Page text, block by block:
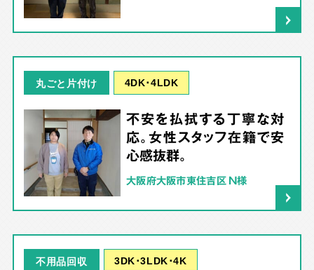
丸ごと片付け 4DK･4LDK
不安を払拭する丁寧な対
応。女性スタッフ在籍で安
心感抜群。
大阪府大阪市東住吉区 N様
不用品回収 3DK･3LDK･4K